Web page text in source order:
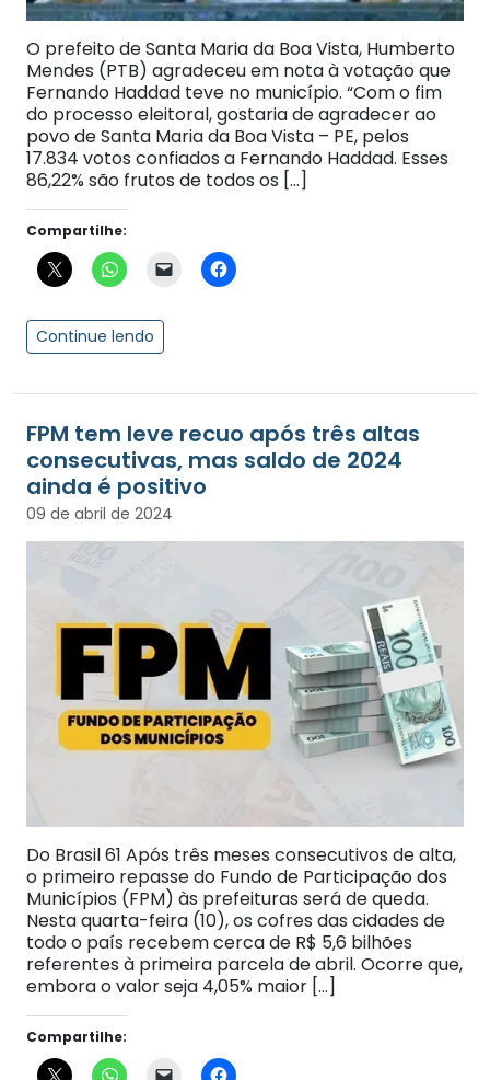
O prefeito de Santa Maria da Boa Vista, Humberto
Mendes (PTB) agradeceu em nota à votação que
Fernando Haddad teve no município. “Com o fim
do processo eleitoral, gostaria de agradecer ao
povo de Santa Maria da Boa Vista – PE, pelos
17.834 votos confiados a Fernando Haddad. Esses
86,22% são frutos de todos os […]
Compartilhe:
Continue lendo
FPM tem leve recuo após três altas
consecutivas, mas saldo de 2024
ainda é positivo
09 de abril de 2024
Do Brasil 61 Após três meses consecutivos de alta,
o primeiro repasse do Fundo de Participação dos
Municípios (FPM) às prefeituras será de queda.
Nesta quarta-feira (10), os cofres das cidades de
todo o país recebem cerca de R$ 5,6 bilhões
referentes à primeira parcela de abril. Ocorre que,
embora o valor seja 4,05% maior […]
Compartilhe: